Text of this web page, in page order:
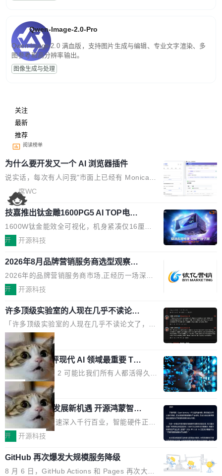
Qwen-Image-2.0-Pro
Qwen-Image-2.0 满血版，支持图片生成与编辑、专业文字渲染、多
图参考和高分辨率输出。
图像生成与处理
关注
最新
推荐
阅读榜单
为什么要开发又一个 AI 浏览器插件
说实话，每次有人问我"市面上已经有 Monica、
Sider、Copilot for Chrome 这些 AI 浏览器插件
了，你为什么还要再做一个"，我都觉得这个问题
问得好。 因为我自己也是从用户变成开发者的。
现有产品的天花板 我用过不少 AI 浏览器插件。
刚开始觉得都挺好——选中一段文字，弹出解
要。但用久了你会发现，它们本质上都是同一类
东西：一个带网页上下文的聊天框。 它们能读取
页面的文本，然后把文本丢给大模型，再返回一
段回答。仅此而已。 这当然有用，但总觉得差点
意思。比如我在一个后台管理系统里，需要填50
个表单字段，每个字段还有联动逻辑；比如我
想...
席WC
技嘉推出钛金雕1600PG5 AI TOP电
源：为发烧级主机与本地AI算力打造旗
舰供电方案
1600W钛金能效全可视化，机身紧凑仅16厘米
继2026台北电脑展首度亮相后，技嘉科技近日正
电源专为发烧级DIY主机与本地AI算力平台打
造，整机长度仅16厘米，提供1600W额定功率
与80PLUS钛金能效；支持ATX 3.1与PCIe 5.1
规范，结合服务器级元件、完善供电线材与内置
实时LCD监控屏，可充分满足当下高阶PC主机
的严苛使用需求。 澎湃功率，紧凑机身 钛金雕1
600PG5 AI TOP具备强悍输出功率，同时实现
机身尺寸大幅精简。整机长度仅16厘米，属于同
功率段机身尺寸十分紧凑的1600W电源产品。小
巧机身有效提升市面主流标准A...
开 开源科技
2026年8月品牌营销服务商选型观察：
从流量思维到品牌资产思维的范式转移
2026年的品牌营销服务商市场,正经历一场深刻
的价值重构。全球全案品牌代理机构市场从2025
复合增长率达5.44%,预计2032年将突破120亿美
元。数字广告与公共关系相关服务市场更是从20
25年的8463亿美元扩张至2026年的8763亿美
元。数字的背后是一个清晰的事实——品牌对专
业化营销服务的需求从未如此迫切。 但市场扩容
的同时,服务商的竞争逻辑正在改变。2026年Top
Agency年度合辑的观察指出,“产品”这个离消费
者最近的载体,在整个品牌营销层面的权重显著变
高了。全域营销服务商的竞争正在从规模转向深
度,案例厚度、全域覆盖、多线协同...
开 开源科技
许多顶级实验室的人现在几乎不读论文
了
「许多顶级实验室的人现在几乎不读论文了，而
且他们认为 ICLR/ICML/NeurIPS 充斥着大量过
度宣传和欺诈。」 OpenAI 研究员 Keller Jorda
n 这条推文引发了广泛讨论。他不是在说风凉
话，他是说出了一个圈内人尽皆知但很少公开捅
破的事实。 Jordan 随后补充了一句软化声明：
「我不认为这些会议上大部分论文都在过度宣传
或造假。问题是，作为读者，如果你筛选出那些
看起来最令人兴奋的论文，那它们大部分都是过
度宣传的。」 这才是真正的痛点。不是所有论文
都有问题，是最吸引眼球的那批论文最有问题。
他引用的帖子来自 Mathew Shen，一位 ICLR 2
026 的读者：「看了篇 ...
局
xAI 前工程师评现代 AI 领域最重要 Top
3 开源项目
Flash Attention 2 可能比我们所有人都活得久。
这句话不是来自某个技术博客，而是出自 Hieu
Pham 的一条推文。Hieu Pham 是谁？他是 xAI
的早期工程师之一，在 Grok 训练基础设施团队
工作过。近日他在 X 上发了一条帖子，列出了他
认为现代 AI 领域最重要的三个开源项目。 第一
理由很具体。FA 系列不需要解释，但 FA2 是他
认为最重要的一个——复杂度恰到好处，刚好能
局
共商智能硬件发展新机遇 开源鸿蒙智能
硬件开发者日杭州站即将举行
随着万物智联加速深入千行百业，智能硬件正从
单点设备迈向智能化、网联化、协同化发展。作
鸿蒙通过统一技术底座和分布式能力，为不同类
型智能设备的开发、连接与互联提供关键支撑，
开 开源科技
GitHub 再次爆发大规模服务降级
8 月 6 日，GitHub Actions 和 Pages 再次大规